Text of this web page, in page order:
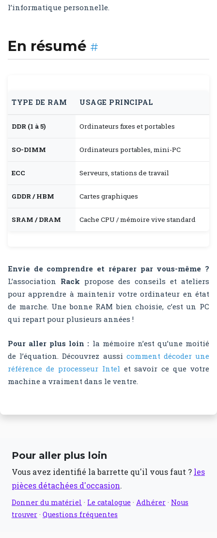
l’informatique personnelle.
En résumé #
TYPE DE RAM USAGE PRINCIPAL
DDR (1 à 5) Ordinateurs fixes et portables
SO-DIMM Ordinateurs portables, mini-PC
ECC Serveurs, stations de travail
GDDR / HBM Cartes graphiques
SRAM / DRAM Cache CPU / mémoire vive standard
Envie de comprendre et réparer par vous-même ?
L’association Rack propose des conseils et ateliers
pour apprendre à maintenir votre ordinateur en état
de marche. Une bonne RAM bien choisie, c’est un PC
qui repart pour plusieurs années !
Pour aller plus loin : la mémoire n’est qu’une moitié
de l’équation. Découvrez aussi comment décoder une
référence de processeur Intel et savoir ce que votre
machine a vraiment dans le ventre.
Pour aller plus loin
Vous avez identifié la barrette qu'il vous faut ? les
pièces détachées d'occasion.
Donner du matériel · Le catalogue · Adhérer · Nous
trouver · Questions fréquentes